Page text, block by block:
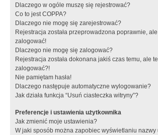
Dlaczego w ogóle muszę się rejestrować?
Co to jest COPPA?
Dlaczego nie mogę się zarejestrować?
Rejestracja została przeprowadzona poprawnie,
zalogować!
Dlaczego nie mogę się zalogować?
Rejestracja została dokonana jakiś czas temu, ale
zalogować?!
Nie pamiętam hasła!
Dlaczego następuje automatyczne wylogowanie?
Jak działa funkcja “Usuń ciasteczka witryny”?
Preferencje i ustawienia użytkownika
Jak zmienić moje ustawienia?
W jaki sposób można zapobiec wyświetlaniu nazwy